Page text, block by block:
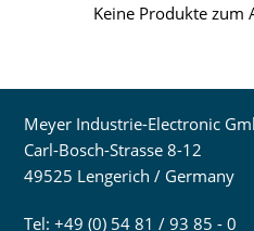
Keine Produkte zum
Meyer Industrie-Electronic
Carl-Bosch-Strasse 8-12
49525 Lengerich / Germany
Tel: +49 (0) 54 81 / 93 85 - 0